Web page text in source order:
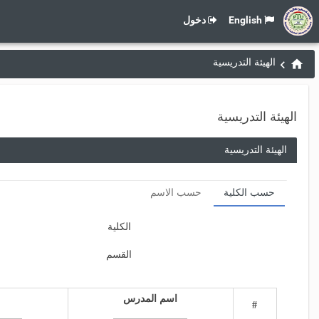
دخول
الهيئة التدريسية
الهيئة التدريسية
الهيئة التدريسية
حسب الكلية حسب الاسم
الكلية
القسم
#
اسم المدرس